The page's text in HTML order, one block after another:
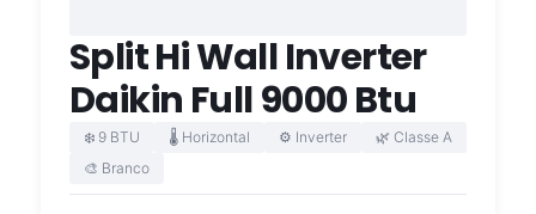
Split Hi Wall Inverter
Daikin Full 9000 Btu
❄️ 9 BTU 🌡️ Horizontal ⚙️ Inverter
🌿 Classe A
🎨 Branco